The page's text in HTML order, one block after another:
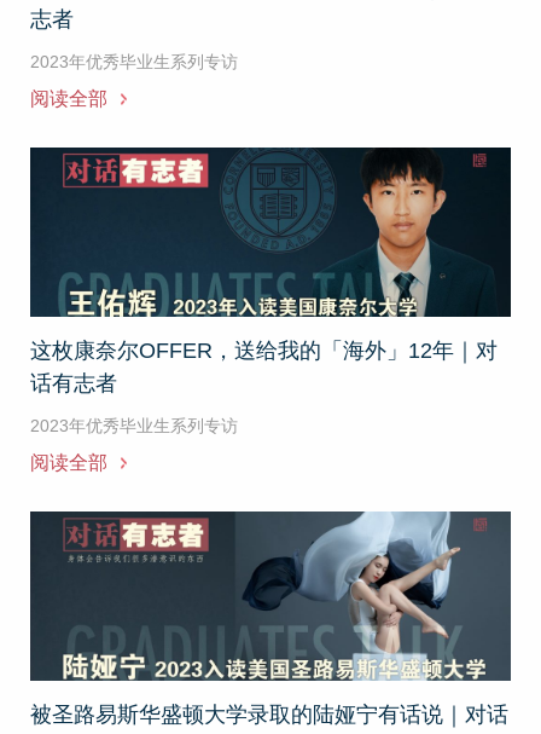
志者
2023年优秀毕业生系列专访
阅读全部
这枚康奈尔OFFER，送给我的「海外」12年｜对
话有志者
2023年优秀毕业生系列专访
阅读全部
被圣路易斯华盛顿大学录取的陆娅宁有话说｜对话